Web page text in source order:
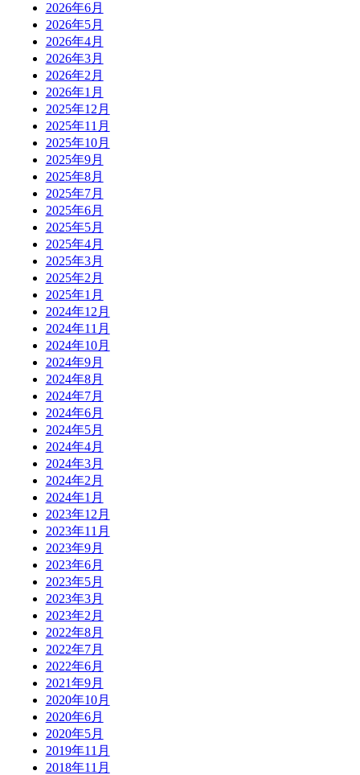
2026年6月
2026年5月
2026年4月
2026年3月
2026年2月
2026年1月
2025年12月
2025年11月
2025年10月
2025年9月
2025年8月
2025年7月
2025年6月
2025年5月
2025年4月
2025年3月
2025年2月
2025年1月
2024年12月
2024年11月
2024年10月
2024年9月
2024年8月
2024年7月
2024年6月
2024年5月
2024年4月
2024年3月
2024年2月
2024年1月
2023年12月
2023年11月
2023年9月
2023年6月
2023年5月
2023年3月
2023年2月
2022年8月
2022年7月
2022年6月
2021年9月
2020年10月
2020年6月
2020年5月
2019年11月
2018年11月